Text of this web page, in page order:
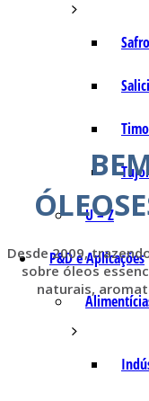
U – Z
P&D e Aplicações
Desde 2009,
sobre óleos
naturais,